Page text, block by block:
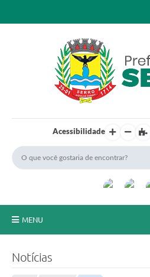
Acessibilidade
MENU
Notícias